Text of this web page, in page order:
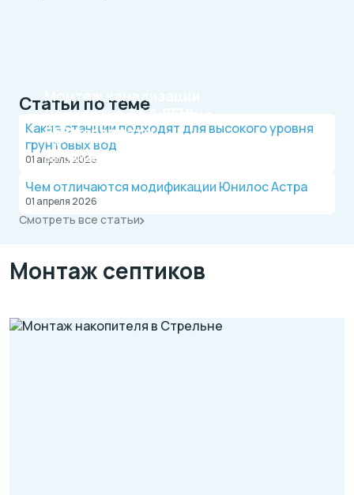
Монтаж канализации
на участкеЗА 1 ДЕНЬ
Официальный дилер, работаем по договору.
Оплата после монтажа.
Рассрочка на 4 месяца
БЕЗ переплаты
Выгодные условия на монтаж канализации и
Статьи по теме
Какие станции подходят для высокого уровня
грунтовых вод
01 апреля 2026
Чем отличаются модификации Юнилос Астра
01 апреля 2026
Смотреть все статьи
Монтаж септиков